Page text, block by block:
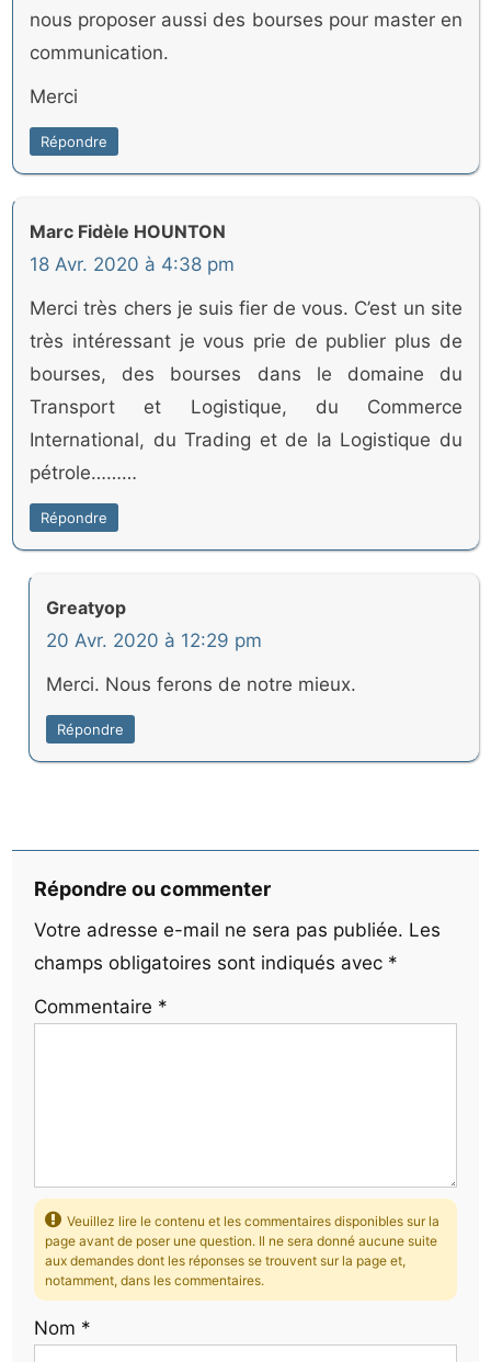
nous proposer aussi des bourses pour master en
communication.
Merci
Répondre
Marc Fidèle HOUNTON
18 Avr. 2020 à 4:38 pm
Merci très chers je suis fier de vous. C’est un site
très intéressant je vous prie de publier plus de
bourses, des bourses dans le domaine du
Transport et Logistique, du Commerce
International, du Trading et de la Logistique du
pétrole………
Répondre
Greatyop
20 Avr. 2020 à 12:29 pm
Merci. Nous ferons de notre mieux.
Répondre
Répondre ou commenter
Votre adresse e-mail ne sera pas publiée. Les
champs obligatoires sont indiqués avec *
Commentaire *
Veuillez lire le contenu et les commentaires disponibles sur la
page avant de poser une question. Il ne sera donné aucune suite
aux demandes dont les réponses se trouvent sur la page et,
notamment, dans les commentaires.
Nom *